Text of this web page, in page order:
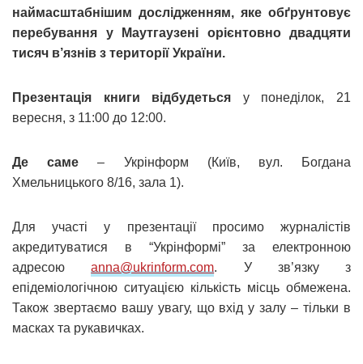
наймасштабнішим дослідженням, яке обґрунтовує
перебування у Маутгаузені орієнтовно двадцяти
тисяч в’язнів з території України.
Презентація книги відбудеться у понеділок, 21
вересня, з 11:00 до 12:00.
Де саме – Укрінформ (Київ, вул. Богдана
Хмельницького 8/16, зала 1).
Для участі у презентації просимо журналістів
акредитуватися в “Укрінформі” за електронною
адресоюanna@ukrinform.com. У зв’язку з
епідеміологічною ситуацією кількість місць обмежена.
Також звертаємо вашу увагу, що вхід у залу – тільки в
масках та рукавичках.